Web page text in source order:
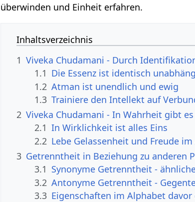
überwinden und Einheit erfahren.
Inhaltsverzeichnis
1 Viveka Chudamani - Durch
1.1 Die Essenz ist identisch
1.2 Atman ist unendlich und ewig
1.3 Trainiere den Intellekt auf
2 Viveka Chudamani - In Wahrheit gibt
2.1 In Wirklichkeit ist alles Eins
2.2 Lebe Gelassenheit und Freude
3 Getrenntheit in Beziehung zu anderen
3.1 Synonyme Getrenntheit -
3.2 Antonyme Getrenntheit -
3.3 Eigenschaften im Alphabet davor